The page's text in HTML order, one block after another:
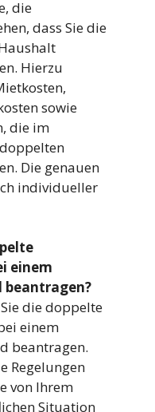
die
dass Sie die
Hierzu
sowie
die im
Die genauen
individueller
einem
die doppelte
einem
beantragen.
Regelungen
von Ihrem
Situation